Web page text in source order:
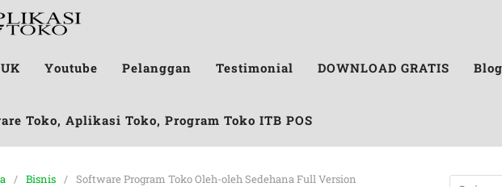
Youtube Pelanggan Testimonial DOWNLOAD GRATIS Blog
Toko, Aplikasi Toko, Program Toko ITB POS
Bisnis Software Program Toko Oleh-oleh Sedehana Full Version